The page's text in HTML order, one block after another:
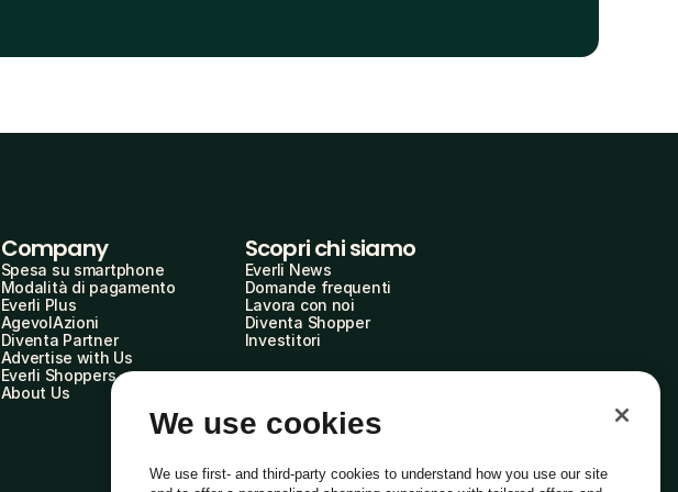
Company
Spesa su smartphone
Modalità di pagamento
Everli Plus
AgevolAzioni
Diventa Partner
Advertise with Us
Everli Shoppers
About Us
Scopri chi siamo
Everli News
Domande frequenti
Lavora con noi
Diventa Shopper
Investitori
We use cookies
We use first- and third-party cookies to understand how you use our site